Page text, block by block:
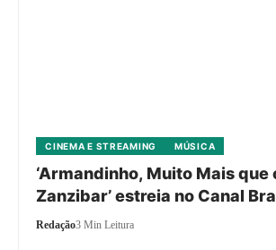
CINEMA E STREAMING MÚSICA
‘Armandinho, Muito Mais que
Zanzibar’ estreia no Canal
Redação3 Min Leitura